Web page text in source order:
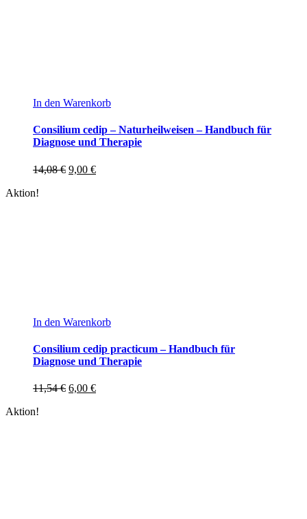
In den Warenkorb
Consilium cedip – Naturheilweisen – Handbuch für
Diagnose und Therapie
14,08€ 9,00 €
Aktion!
In den Warenkorb
Consilium cedip practicum – Handbuch für
Diagnose und Therapie
11,54€ 6,00 €
Aktion!